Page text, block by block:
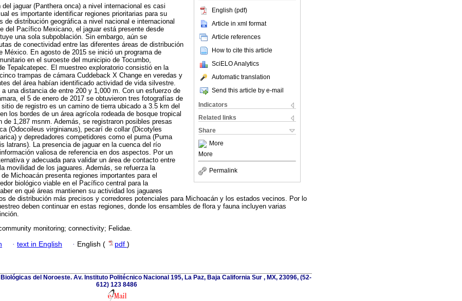
English (pdf)
Article in xml format
Article references
How to cite this article
SciELO Analytics
Automatic translation
Send this article by e-mail
Indicators
Related links
Share
More
More
Permalink
jaguar (Panthera onca) a nivel internacional es casi
es importante identificar regiones prioritarias para su
de distribución geográfica a nivel nacional e internacional
del Pacífico Mexicano, el jaguar está presente desde
una sola subpoblación. Sin embargo, aún se
de conectividad entre las diferentes áreas de distribución
México. En agosto de 2015 se inició un programa de
en el suroeste del municipio de Tocumbo,
Tepalcatepec. El muestreo exploratorio consistió en la
trampas de cámara Cuddeback X Change en veredas y
del área habían identificado actividad de vida silvestre.
una distancia de entre 200 y 1,000 m. Con un esfuerzo de
el 5 de enero de 2017 se obtuvieron tres fotografías de
de registro es un camino de tierra ubicado a 3.5 km del
los bordes de un área agrícola rodeada de bosque tropical
de 1,287 msnm. Además, se registraron posibles presas
(Odocoileus virginianus), pecarí de collar (Dicotyles
y depredadores competidores como el puma (Puma
latrans). La presencia de jaguar en la cuenca del río
valiosa de referencia en dos aspectos. Por un
y adecuada para validar un área de contacto entre
movilidad de los jaguares. Además, se refuerza la
Michoacán presenta regiones importantes para el
biológico viable en el Pacífico central para la
en qué áreas mantienen su actividad los jaguares
de distribución más precisos y corredores potenciales para Michoacán y los estados vecinos. Por lo
deben continuar en estas regiones, donde los ensambles de flora y fauna incluyen varias
monitoring; connectivity; Felidae.
· text in English · English ( pdf )
del Noroeste. Av. Instituto Politécnico Nacional 195, La Paz, Baja California Sur , MX, 23096, (52-
612) 123 8486